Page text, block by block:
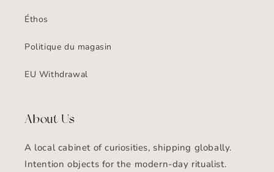
Éthos
Politique du magasin
EU Withdrawal
About Us
A local cabinet of curiosities, shipping globally.
Intention objects for the modern-day ritualist.